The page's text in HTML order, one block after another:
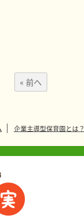
« 前へ
企業主導型保育園とは？